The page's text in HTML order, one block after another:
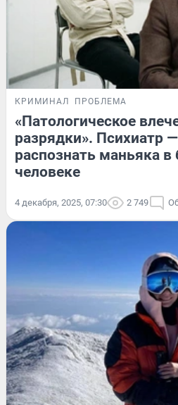
КРИМИНАЛ ПРОБЛЕМА
«Патологическое
разрядки». Психиатр
распознать маньяка в
человеке
4 декабря, 2025, 07:30 2 749